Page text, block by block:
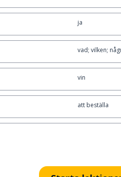
ja
vad; vilken;
vin
att beställa